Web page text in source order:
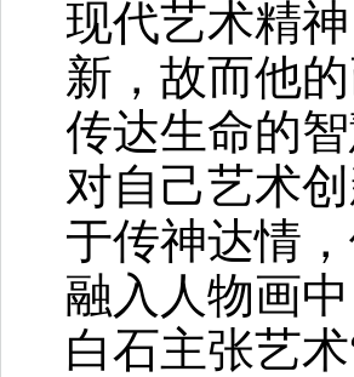
现代艺术精
新，故而他
传达生命的
对自己艺术
于传神达情
融入人物画
白石主张艺